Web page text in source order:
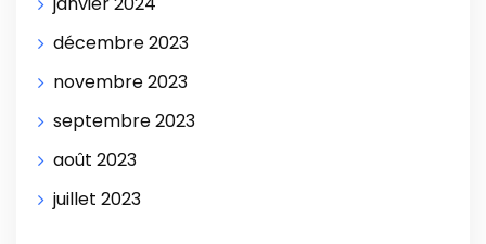
décembre 2023
novembre 2023
septembre 2023
août 2023
juillet 2023